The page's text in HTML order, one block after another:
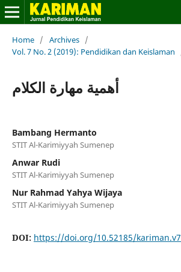
Home / Archives /
Vol. 7 No. 2 (2019): Pendidikan dan Keislaman
أهمية مهارة الكلام
Bambang Hermanto
STIT Al-Karimiyyah Sumenep
Anwar Rudi
STIT Al-Karimiyyah Sumenep
Nur Rahmad Yahya Wijaya
STIT Al-Karimiyyah Sumenep
DOI: https://doi.org/10.52185/